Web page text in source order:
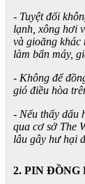
- Tuyệt đối
lạnh, xông hơi
và gioăng khác
làm bẩn máy,
- Không để
gió điều hòa
- Nếu thấy dấu
qua cơ sở The
lâu gây hư hại
2. PIN ĐỒNG